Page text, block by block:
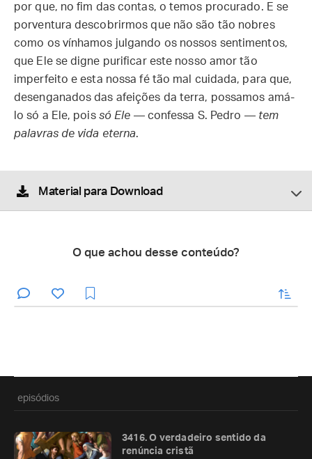
por que, no fim das contas, o temos procurado. E se
porventura descobrirmos que não são tão nobres
como os vínhamos julgando os nossos sentimentos,
que Ele se digne purificar este nosso amor tão
imperfeito e esta nossa fé tão mal cuidada, para que,
desenganados das afeições da terra, possamos amá-
lo só a Ele, pois só Ele — confessa S. Pedro — tem
palavras de vida eterna.
Material para Download
O que achou desse conteúdo?
enviar
episódios
3416. O verdadeiro sentido da
renúncia cristã